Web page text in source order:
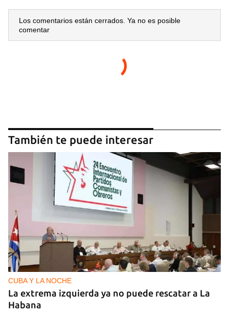
Los comentarios están cerrados. Ya no es posible
comentar
También te puede interesar
CUBA Y LA NOCHE
La extrema izquierda ya no puede rescatar a La
Habana